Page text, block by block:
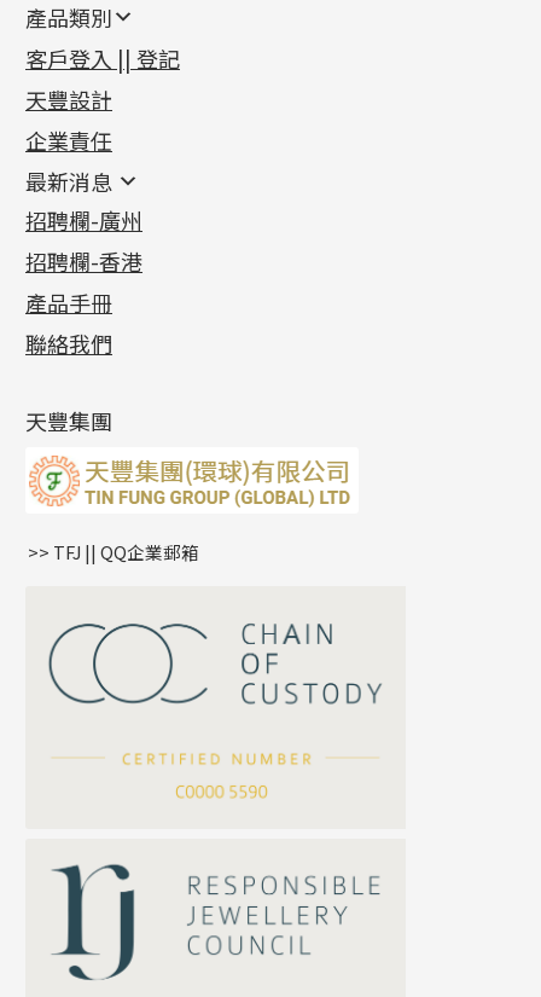
公司名稱
聯絡電話
產品類別
新產品
足金系列
足金配件
機織鏈系列
珠仔鏈
镶口链
管狀網鏈
十字車花鏈系列
十字閃O鏈系列
十字錘打鏈系列
側身車花鏈系列
側身鏈系列
雙十字鏈系列
水波鏈系列
蛇骨鏈系列
鏈尾系列
嘴唇鏈系列
S車花鏈系列
珍珠鏈系列
坦克鏈系列
滿天星鏈系列
方假繩鏈系列
首飾配件
耳環類配件
卷迫系列
螺絲迫系列
梅花迫系列
平臺迫系列
綫拍系列
美拍系列
耳環扣系列
耳綫/耳鈎系列
耳環爪頭
耳環
鏈類配件
動感車花吊墜
調節珠系列
生圈扣系列
龍蝦扣系列
鴨俐制系列
字母吊墜
相盒吊墜
項鏈吊墜
生肖吊墜
星座吊墜
珠扣
其他類配件
珠盤系列
袖口鈕系列
焊片及鐳射綫
空心車花管
珠類配件
無孔光身珠
空心光身珠
無孔批花珠
鑲口類
四爪頭系列
六爪頭系列
車花片
動感車花片
鑲口戒指
鑲口手鏈系列
首飾系列
手镯系列
戒指系列
空心耳環
空心车花管首饰链
空心手鐲系列
貴金屬原料
千足金
記憶金屬系列
記憶戒指
拉簧珠珠手鏈
記憶鈦手鐲
客戶登入 || 登記
天豐設計
企業責任
最新消息
最新消息
各項證書(2)
相片集(9)
展覽會資訊
最新產品資訊
招聘欄-廣州
招聘欄-香港
產品手冊
聯絡我們
天豐集團
>> TFJ || QQ企業郵箱